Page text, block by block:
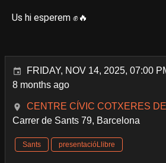
Us hi esperem ✊🔥
FRIDAY, NOV 14, 2025, 07:00
8 months ago
CENTRE CÍVIC COTXERES
Carrer de Sants 79, Barcelona
Sants presentacióLlibre